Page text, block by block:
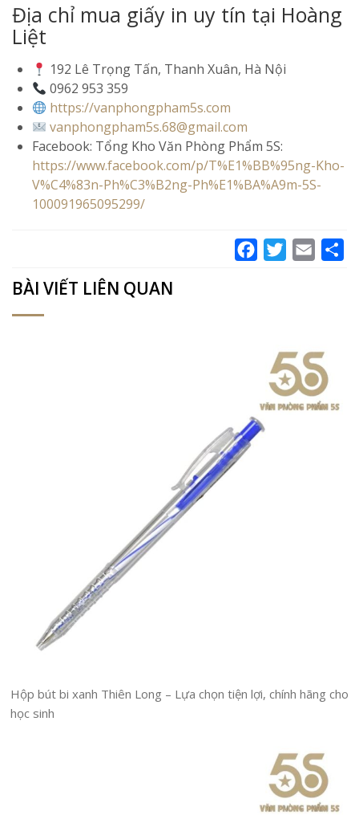
Địa chỉ mua giấy in uy tín tại Hoàng
Liệt
192 Lê Trọng Tấn, Thanh Xuân, Hà Nội
0962 953 359
https://vanphongpham5s.com
vanphongpham5s.68@gmail.com
Facebook: Tổng Kho Văn Phòng Phẩm 5S:
https://www.facebook.com/p/T%E1%BB%95ng-Kho-
V%C4%83n-Ph%C3%B2ng-Ph%E1%BA%A9m-5S-
100091965095299/
FacebookTwitterEmail
BÀI VIẾT LIÊN QUAN
Hộp bút bi xanh Thiên Long – Lựa chọn tiện lợi, chính hãng cho
học sinh